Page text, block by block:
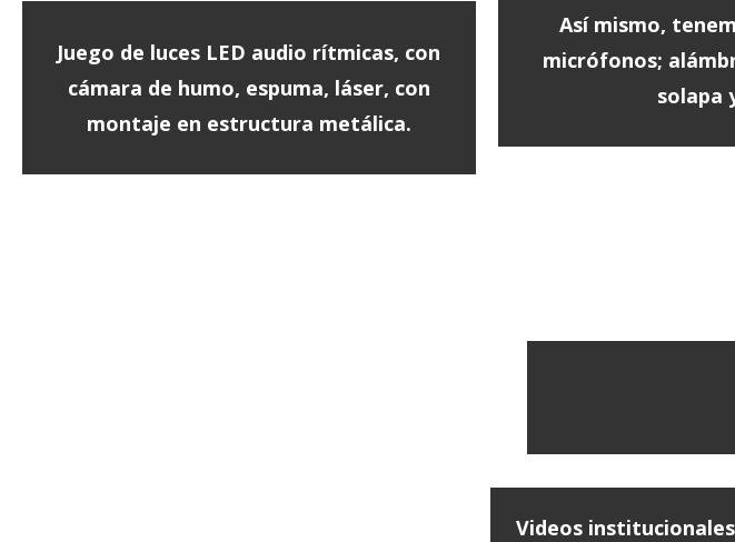
Juego de luces LED audio rítmicas, con
cámara de humo, espuma, láser, con
montaje en estructura metálica.
Así mismo,
micrófonos;
solapa
Videos